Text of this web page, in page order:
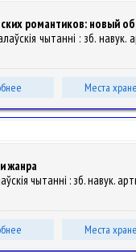
романтиков: новый
чытанні : зб.
Места
жанра
чытанні : зб. навук.
Места